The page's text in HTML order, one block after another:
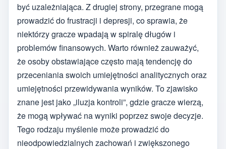
być uzależniająca. Z drugiej strony, przegrane mogą
prowadzić do frustracji i depresji, co sprawia, że
niektórzy gracze wpadają w spiralę długów i
problemów finansowych. Warto również zauważyć,
że osoby obstawiające często mają tendencję do
przeceniania swoich umiejętności analitycznych oraz
umiejętności przewidywania wyników. To zjawisko
znane jest jako „iluzja kontroli”, gdzie gracze wierzą,
że mogą wpływać na wyniki poprzez swoje decyzje.
Tego rodzaju myślenie może prowadzić do
nieodpowiedzialnych zachowań i zwiększonego